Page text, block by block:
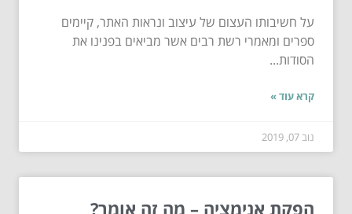
על חשיבותו העצום של עיצוב ונראות האתר, קיימים
ספרים ומאמרי רשת רבים אשר מביאים בפנינו את
הסודות...
קרא עוד »
נוב 07, 2019
הפקת אנימציה – מה זה אומר?